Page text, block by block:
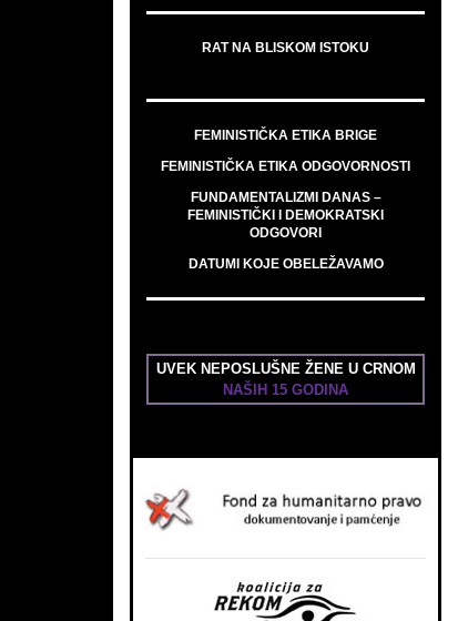
RAT NA BLISKOM ISTOKU
FEMINISTIČKA ETIKA BRIGE
FEMINISTIČKA ETIKA ODGOVORNOSTI
FUNDAMENTALIZMI DANAS –
FEMINISTIČKI I DEMOKRATSKI
ODGOVORI
DATUMI KOJE OBELEŽAVAMO
UVEK NEPOSLUŠNE ŽENE U CRNOM
NAŠIH 15 GODINA